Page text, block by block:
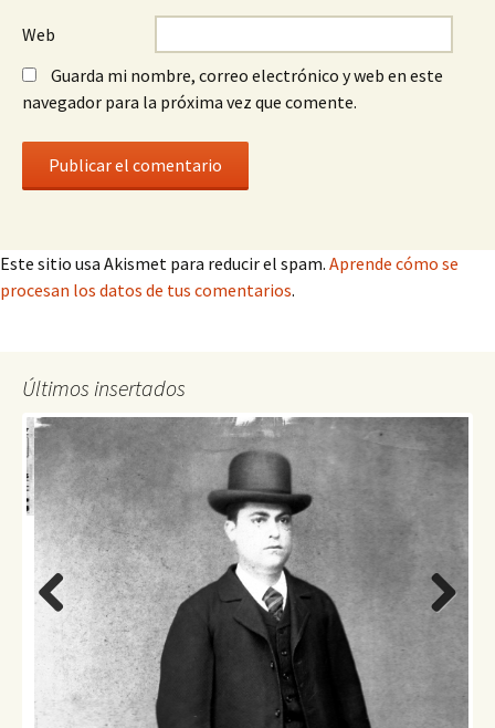
Web
Guarda mi nombre, correo electrónico y web en este
navegador para la próxima vez que comente.
Este sitio usa Akismet para reducir el spam. Aprende cómo se
procesan los datos de tus comentarios.
Últimos insertados
Previo